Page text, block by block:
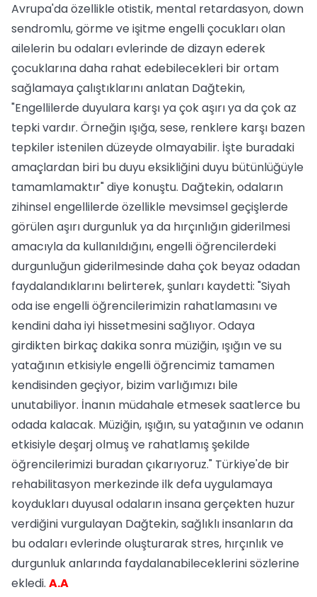
Avrupa'da özellikle otistik, mental retardasyon, down
sendromlu, görme ve işitme engelli çocukları olan
ailelerin bu odaları evlerinde de dizayn ederek
çocuklarına daha rahat edebilecekleri bir ortam
sağlamaya çalıştıklarını anlatan Dağtekin,
"Engellilerde duyulara karşı ya çok aşırı ya da çok az
tepki vardır. Örneğin ışığa, sese, renklere karşı bazen
tepkiler istenilen düzeyde olmayabilir. İşte buradaki
amaçlardan biri bu duyu eksikliğini duyu bütünlüğüyle
tamamlamaktır" diye konuştu. Dağtekin, odaların
zihinsel engellilerde özellikle mevsimsel geçişlerde
görülen aşırı durgunluk ya da hırçınlığın giderilmesi
amacıyla da kullanıldığını, engelli öğrencilerdeki
durgunluğun giderilmesinde daha çok beyaz odadan
faydalandıklarını belirterek, şunları kaydetti: "Siyah
oda ise engelli öğrencilerimizin rahatlamasını ve
kendini daha iyi hissetmesini sağlıyor. Odaya
girdikten birkaç dakika sonra müziğin, ışığın ve su
yatağının etkisiyle engelli öğrencimiz tamamen
kendisinden geçiyor, bizim varlığımızı bile
unutabiliyor. İnanın müdahale etmesek saatlerce bu
odada kalacak. Müziğin, ışığın, su yatağının ve odanın
etkisiyle deşarj olmuş ve rahatlamış şekilde
öğrencilerimizi buradan çıkarıyoruz." Türkiye'de bir
rehabilitasyon merkezinde ilk defa uygulamaya
koydukları duyusal odaların insana gerçekten huzur
verdiğini vurgulayan Dağtekin, sağlıklı insanların da
bu odaları evlerinde oluşturarak stres, hırçınlık ve
durgunluk anlarında faydalanabileceklerini sözlerine
ekledi. A.A